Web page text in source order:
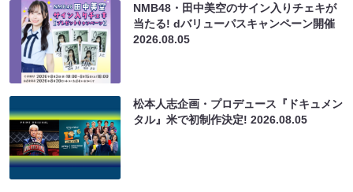
NMB48・田中美空のサイン入りチェキが
当たる! dバリューパスキャンペーン開催
2026.08.05
松本人志企画・プロデュース『ドキュメン
タル』米で初制作決定!2026.08.05